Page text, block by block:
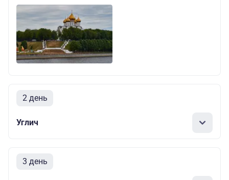
2 день
Углич
3 день